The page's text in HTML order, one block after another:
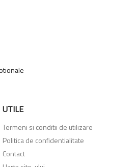
UTILE
Termeni si conditii de utilizare
Politica de confidentialitate
Contact